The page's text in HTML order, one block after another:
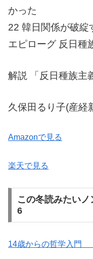
かった
22 韓日関係が破綻
エピローグ 反日種
解説 「反日種族主
久保田るり子(産経
Amazonで見る
楽天で見る
この冬読みたい
6
14歳からの哲学入門